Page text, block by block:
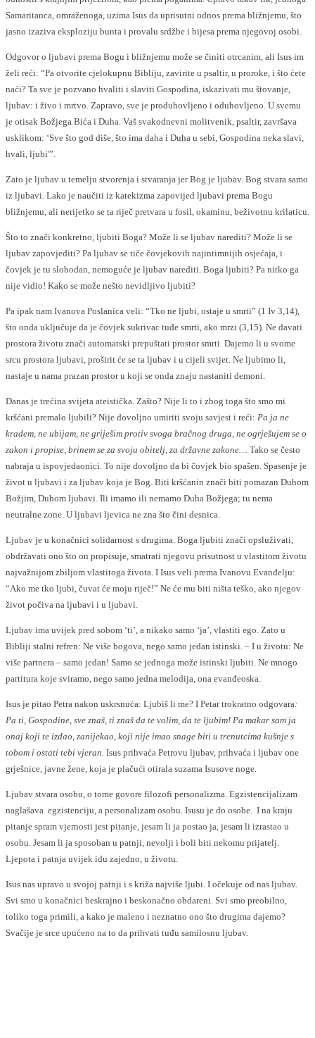
Samaritanca, omraženoga, uzima Isus da uprisutni odnos prema bližnjemu, što
jasno izaziva eksploziju bunta i provalu srdžbe i bijesa prema njegovoj osobi.
Odgovor o ljubavi prema Bogu i bližnjemu može se činiti otrcanim, ali Isus im
želi reći: “Pa otvorite cjelokupnu Bibliju, zavirite u psaltir, u proroke, i što ćete
naći? Ta sve je pozvano hvaliti i slaviti Gospodina, iskazivati mu štovanje,
ljubav: i živo i mrtvo. Zapravo, sve je produhovljeno i oduhovljeno. U svemu
je otisak Božjega Bića i Duha. Vaš svakodnevni molitvenik, psaltir, završava
usklikom: ‘Sve što god diše, što ima daha i Duha u sebi, Gospodina neka slavi,
hvali, ljubi'”.
Zato je ljubav u temelju stvorenja i stvaranja jer Bog je ljubav. Bog stvara samo
iz ljubavi. Lako je naučiti iz katekizma zapovijed ljubavi prema Bogu
bližnjemu, ali nerijetko se ta riječ pretvara u fosil, okaminu, beživotnu krilaticu.
Što to znači konkretno, ljubiti Boga? Može li se ljubav narediti? Može li se
ljubav zapovjediti? Pa ljubav se tiče čovjekovih najintimnijih osjećaja, i
čovjek je tu slobodan, nemoguće je ljubav narediti. Boga ljubiti? Pa nitko ga
nije vidio! Kako se može nešto nevidljivo ljubiti?
Pa ipak nam Ivanova Poslanica veli: “Tko ne ljubi, ostaje u smrti” (1 Iv 3,14),
što onda uključuje da je čovjek sukrivac tuđe smrti, ako mrzi (3,15). Ne davati
prostora životu znači automatski prepuštati prostor smrti. Dajemo li u svome
srcu prostora ljubavi, proširit će se ta ljubav i u cijeli svijet. Ne ljubimo li,
nastaje u nama prazan prostor u koji se onda znaju nastaniti demoni.
Danas je trećina svijeta ateistička. Zašto? Nije li to i zbog toga što smo mi
kršćani premalo ljubili? Nije dovoljno umiriti svoju savjest i reći: Pa ja ne
kradem, ne ubijam, ne griješim protiv svoga bračnog druga, ne ogrješujem se o
zakon i propise, brinem se za svoju obitelj, za državne zakone… Tako se često
nabraja u ispovjedaonici. To nije dovoljno da bi čovjek bio spašen. Spasenje je
život u ljubavi i za ljubav koja je Bog. Biti kršćanin znači biti pomazan Duhom
Božjim, Duhom ljubavi. Ili imamo ili nemamo Duha Božjega; tu nema
neutralne zone. U ljubavi ljevica ne zna što čini desnica.
Ljubav je u konačnici solidarnost s drugima. Boga ljubiti znači opsluživati,
obdržavati ono što on propisuje, smatrati njegovu prisutnost u vlastitom životu
najvažnijom zbiljom vlastitoga života. I Isus veli prema Ivanovu Evanđelju:
“Ako me tko ljubi, čuvat će moju riječ!” Ne će mu biti ništa teško, ako njegov
život počiva na ljubavi i u ljubavi.
Ljubav ima uvijek pred sobom ‘ti’, a nikako samo ‘ja’, vlastiti ego. Zato u
Bibliji stalni refren: Ne više bogova, nego samo jedan istinski. – I u životu: Ne
više partnera – samo jedan! Samo se jednoga može istinski ljubiti. Ne mnogo
partitura koje sviramo, nego samo jedna melodija, ona evanđeoska.
Isus je pitao Petra nakon uskrsnuća: Ljubiš li me? I Petar trokratno odgovara:
Pa ti, Gospodine, sve znaš, ti znaš da te volim, da te ljubim! Pa makar sam ja
onaj koji te izdao, zanijekao, koji nije imao snage biti u trenutcima kušnje s
tobom i ostati tebi vjeran. Isus prihvaća Petrovu ljubav, prihvaća i ljubav one
grješnice, javne žene, koja je plačući otirala suzama Isusove noge.
Ljubav stvara osobu, o tome govore filozofi personalizma. Egzistencijalizam
naglašava egzistenciju, a personalizam osobu. Isusu je do osobe. I na kraju
pitanje spram vjernosti jest pitanje, jesam li ja postao ja, jesam li izrastao u
osobu. Jesam li ja sposoban u patnji, nevolji i boli biti nekomu prijatelj.
Ljepota i patnja uvijek idu zajedno, u životu.
Isus nas upravo u svojoj patnji i s križa najviše ljubi. I očekuje od nas ljubav.
Svi smo u konačnici beskrajno i beskonačno obdareni. Svi smo preobilno,
toliko toga primili, a kako je maleno i neznatno ono što drugima dajemo?
Svačije je srce upućeno na to da prihvati tuđu samilosnu ljubav.